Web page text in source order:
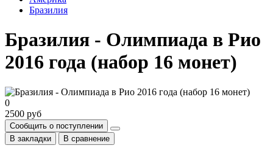
Бразилия
Бразилия - Олимпиада в Рио
2016 года (набор 16 монет)
0
2500 руб
Сообщить о поступлении
В закладки
В сравнение